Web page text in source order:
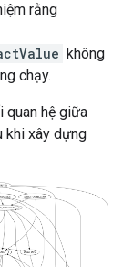
rằng
không
chạy.
quan hệ giữa
khi xây dựng